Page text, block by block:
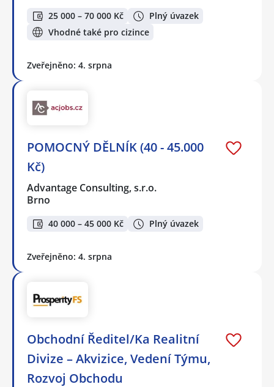
25 000 – 70 000 Kč
Plný úvazek
Vhodné také pro cizince
Zveřejněno: 4. srpna
POMOCNÝ DĚLNÍK (40 - 45.000
Kč)
Advantage Consulting, s.r.o.
Brno
40 000 – 45 000 Kč Plný úvazek
Zveřejněno: 4. srpna
Obchodní Ředitel/Ka Realitní
Divize – Akvizice, Vedení Týmu,
Rozvoj Obchodu